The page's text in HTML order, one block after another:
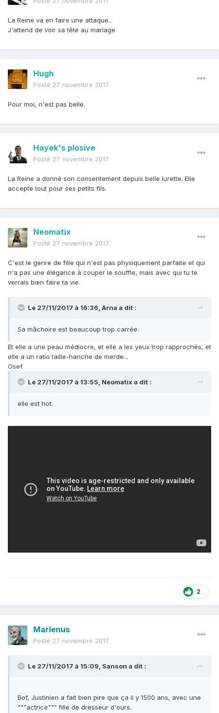
La Reine va en faire une attaque..
J'attend de voir sa tête au mariage
Hugh
Posté 27 novembre 2017
Pour moi, n'est pas belle.
Hayek's plosive
Posté 27 novembre 2017
La Reine a donné son consentement depuis belle lurette. Elle
accepte tout pour ses petits fils.
Neomatix
Posté 27 novembre 2017
C'est le genre de fille qui n'est pas physiquement parfaite et qui
n'a pas une élégance à couper le souffle, mais avec qui tu te
verrais bien faire ta vie.
Le 27/11/2017 à 16:36, Arna a dit :
Sa mâchoire est beaucoup trop carrée.
Et elle a une peau médiocre, et elle a les yeux trop rapprochés, et
elle a un ratio taille-hanche de merde...
Osef
Le 27/11/2017 à 13:55, Neomatix a dit :
elle est hot.
2
Marlenus
Posté 27 novembre 2017
Le 27/11/2017 à 15:09, Sanson a dit :
Bof, Justinien a fait bien pire que ça il y 1500 ans, avec une
"""actrice""" fille de dresseur d'ours.